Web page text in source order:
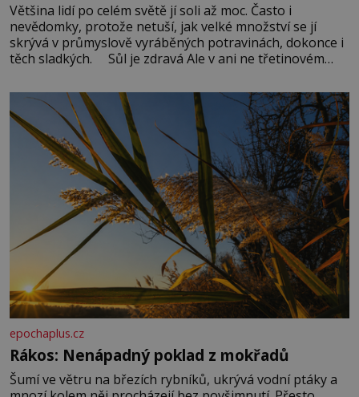
Většina lidí po celém světě jí soli až moc. Často i
nevědomky, protože netuší, jak velké množství se jí
skrývá v průmyslově vyráběných potravinách, dokonce i
těch sladkých. Sůl je zdravá Ale v ani ne třetinovém
základní složky– sodík a chlór – jsou zásadní pro
správné hospodaření
epochaplus.cz
Rákos: Nenápadný poklad z mokřadů
Šumí ve větru na březích rybníků, ukrývá vodní ptáky a